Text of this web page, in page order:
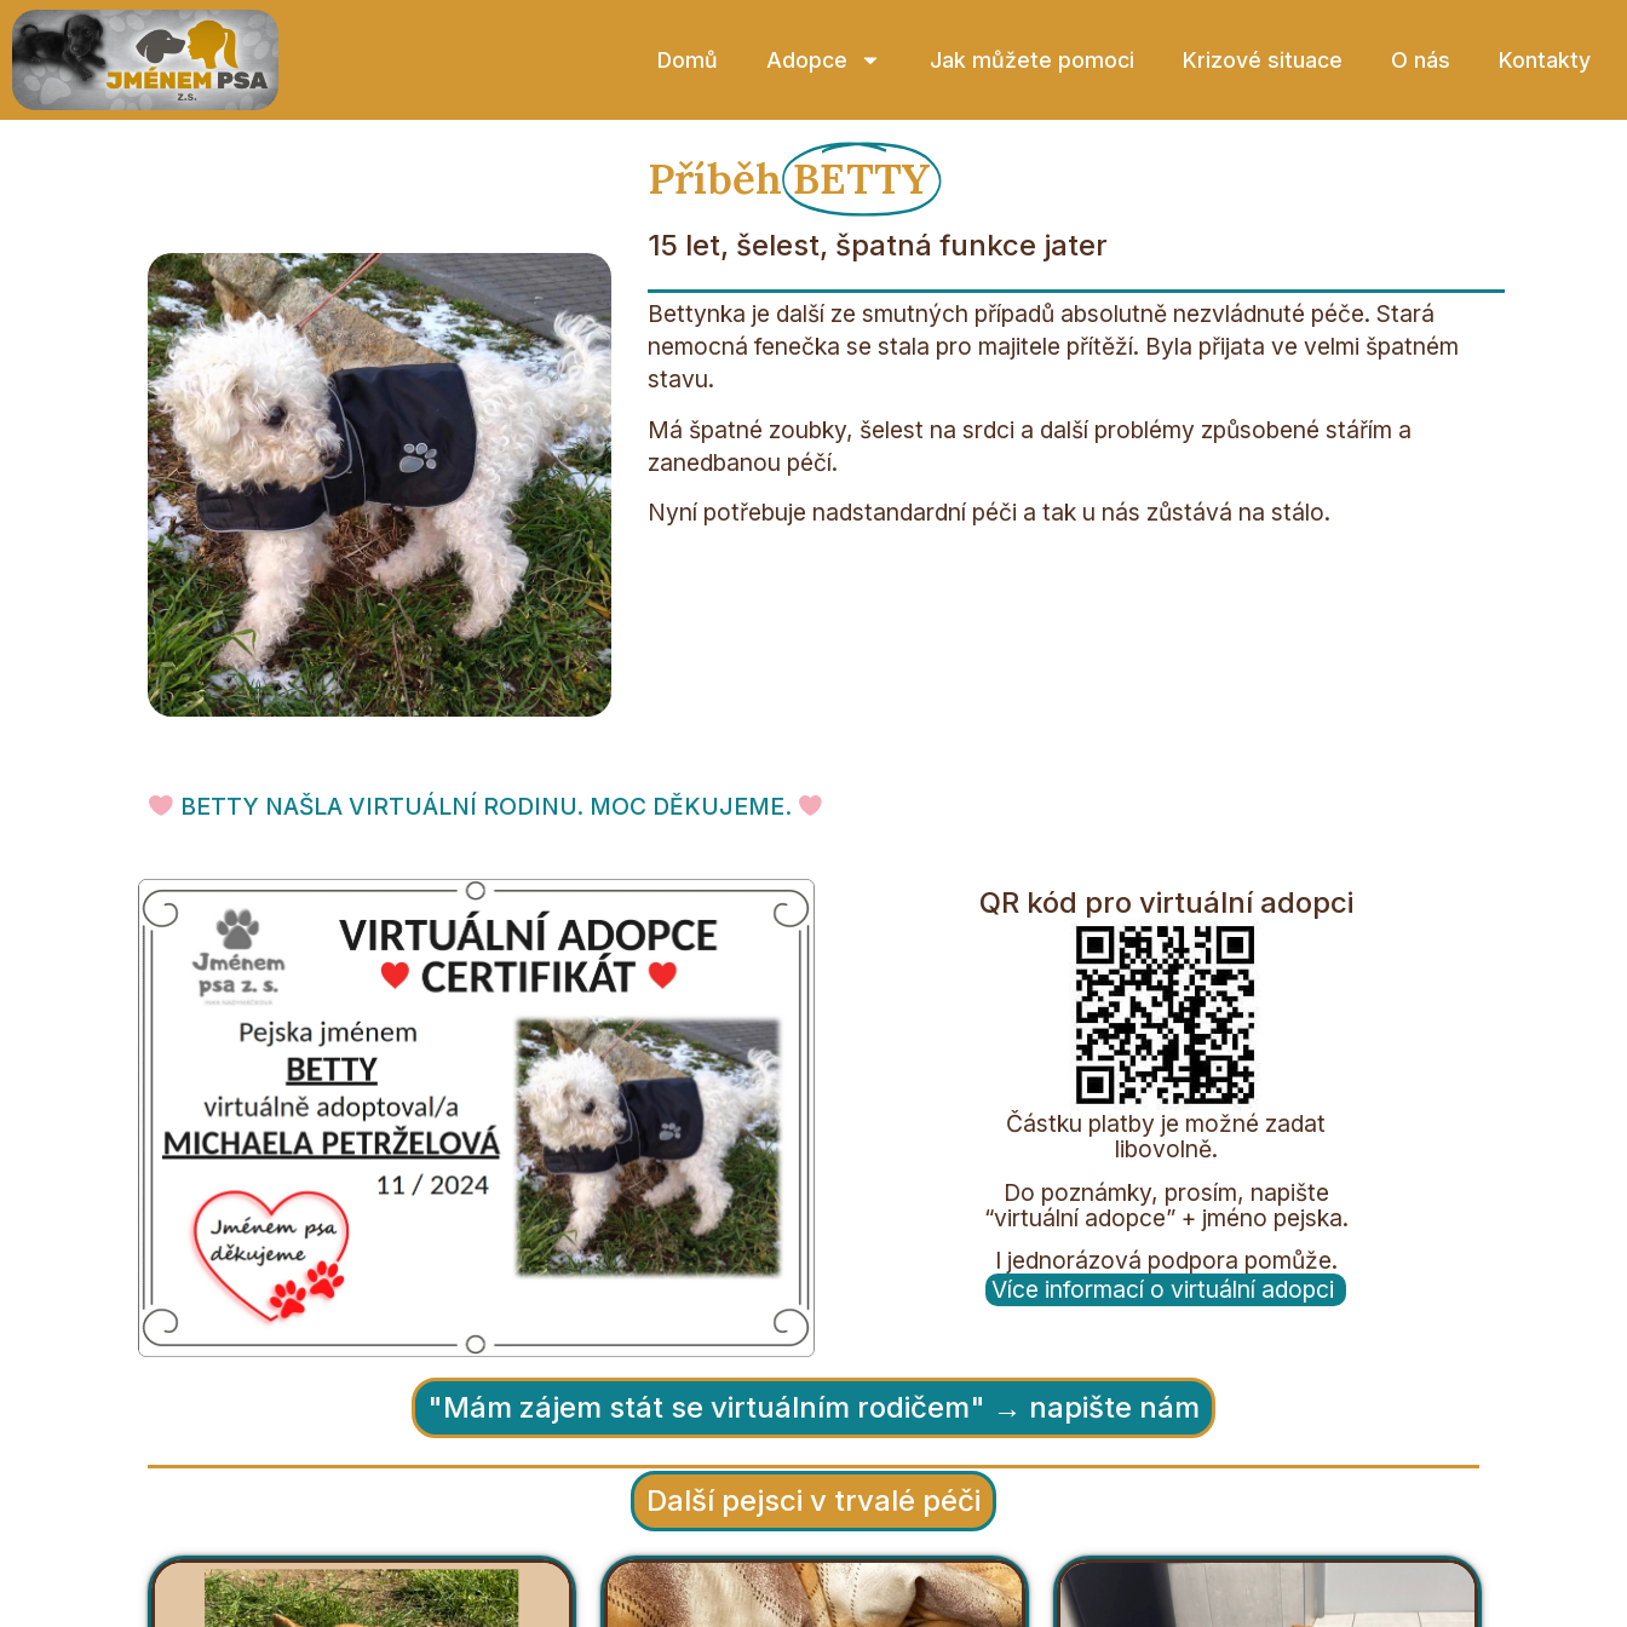
Domů Adopce Jak můžete pomoci Krizové situace O nás Kontakty
PříběhBETTY
15 let, šelest, špatná funkce jater
Bettynka je další ze smutných případů absolutně nezvládnuté péče. Stará
nemocná fenečka se stala pro majitele přítěží. Byla přijata ve velmi špatném
stavu.
Má špatné zoubky, šelest na srdci a další problémy způsobené stářím a
zanedbanou péčí.
Nyní potřebuje nadstandardní péči a tak u nás zůstává na stálo.
BETTY NAŠLA VIRTUÁLNÍ RODINU. MOC DĚKUJEME.
QR kód pro virtuální adopci
Částku platby je možné zadat
libovolně.
Do poznámky, prosím, napište
“virtuální adopce” + jméno pejska.
I jednorázová podpora pomůže.
Více informací o virtuální adopci
"Mám zájem stát se virtuálním rodičem" → napište nám
Další pejsci v trvalé péči